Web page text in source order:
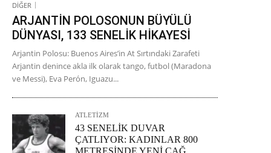
DİĞER
ARJANTİN POLOSONUN BÜYÜLÜ
DÜNYASI, 133 SENELİK HİKAYESİ
Arjantin Polosu: Buenos Aires’in At Sırtındaki Zarafeti
Arjantin denince akla ilk olarak tango, futbol (Maradona
ve Messi), Eva Perón, Iguazu...
ATLETİZM
43 SENELİK DUVAR
ÇATLIYOR: KADINLAR 800